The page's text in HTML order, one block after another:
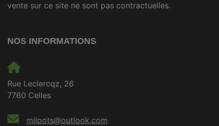
vente sur ce site ne sont pas contractuelles.
NOS INFORMATIONS
Rue Leclercqz, 26
7760 Celles
milpots@outlook.com